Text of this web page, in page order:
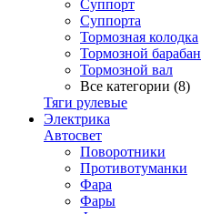
Суппорт
Суппорта
Тормозная колодка
Тормозной барабан
Тормозной вал
Все категории (8)
Тяги рулевые
Электрика
Автосвет
Поворотники
Противотуманки
Фара
Фары